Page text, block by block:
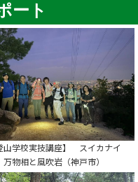
ート
山学校実技講座】 スイカナイ
万物相と風吹岩（神戸市）